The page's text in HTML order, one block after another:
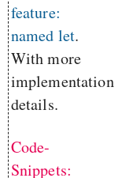
feature:
named let.
With more
implementation
details.
Code-
Snippets: